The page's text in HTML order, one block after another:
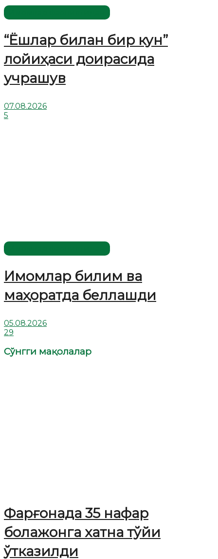
“Ёшлар билан бир кун”
лойиҳаси доирасида
учрашув
07.08.2026
5
Имомлар билим ва
маҳоратда беллашди
05.08.2026
29
Сўнгги мақолалар
Фарғонада 35 нафар
болажонга хатна тўйи
ўтказилди